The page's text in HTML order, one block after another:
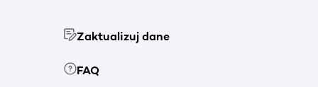
Zaktualizuj dane
FAQ